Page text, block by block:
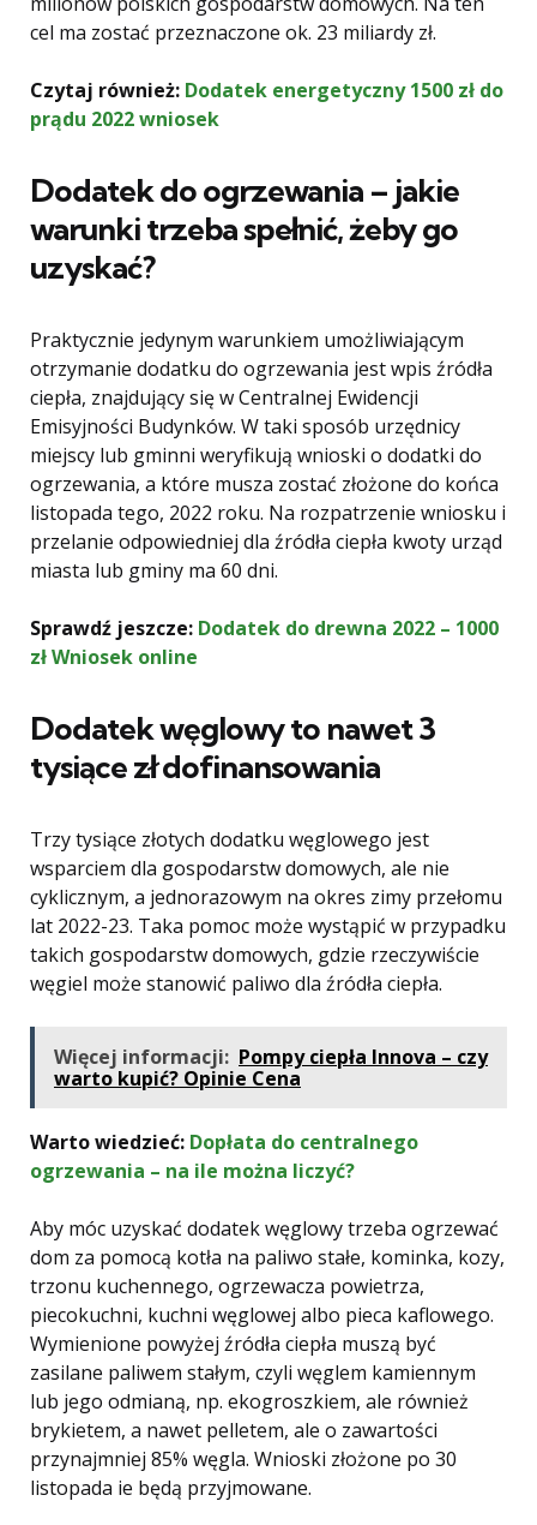
cel ma zostać przeznaczone ok. 23 miliardy zł.
Czytaj również: Dodatek energetyczny 1500 zł do
prądu 2022 wniosek
Dodatek do ogrzewania – jakie
warunki trzeba spełnić, żeby go
uzyskać?
Praktycznie jedynym warunkiem umożliwiającym
otrzymanie dodatku do ogrzewania jest wpis źródła
ciepła, znajdujący się w Centralnej Ewidencji
Emisyjności Budynków. W taki sposób urzędnicy
miejscy lub gminni weryfikują wnioski o dodatki do
ogrzewania, a które musza zostać złożone do końca
listopada tego, 2022 roku. Na rozpatrzenie wniosku i
przelanie odpowiedniej dla źródła ciepła kwoty urząd
miasta lub gminy ma 60 dni.
Sprawdź jeszcze: Dodatek do drewna 2022 – 1000
zł Wniosek online
Dodatek węglowy to nawet 3
tysiące zł dofinansowania
Trzy tysiące złotych dodatku węglowego jest
wsparciem dla gospodarstw domowych, ale nie
cyklicznym, a jednorazowym na okres zimy przełomu
lat 2022-23. Taka pomoc może wystąpić w przypadku
takich gospodarstw domowych, gdzie rzeczywiście
węgiel może stanowić paliwo dla źródła ciepła.
Więcej informacji: Pompy ciepła Innova – czy
warto kupić? Opinie Cena
Warto wiedzieć: Dopłata do centralnego
ogrzewania – na ile można liczyć?
Aby móc uzyskać dodatek węglowy trzeba ogrzewać
dom za pomocą kotła na paliwo stałe, kominka, kozy,
trzonu kuchennego, ogrzewacza powietrza,
piecokuchni, kuchni węglowej albo pieca kaflowego.
Wymienione powyżej źródła ciepła muszą być
zasilane paliwem stałym, czyli węglem kamiennym
lub jego odmianą, np. ekogroszkiem, ale również
brykietem, a nawet pelletem, ale o zawartości
przynajmniej 85% węgla. Wnioski złożone po 30
listopada ie będą przyjmowane.